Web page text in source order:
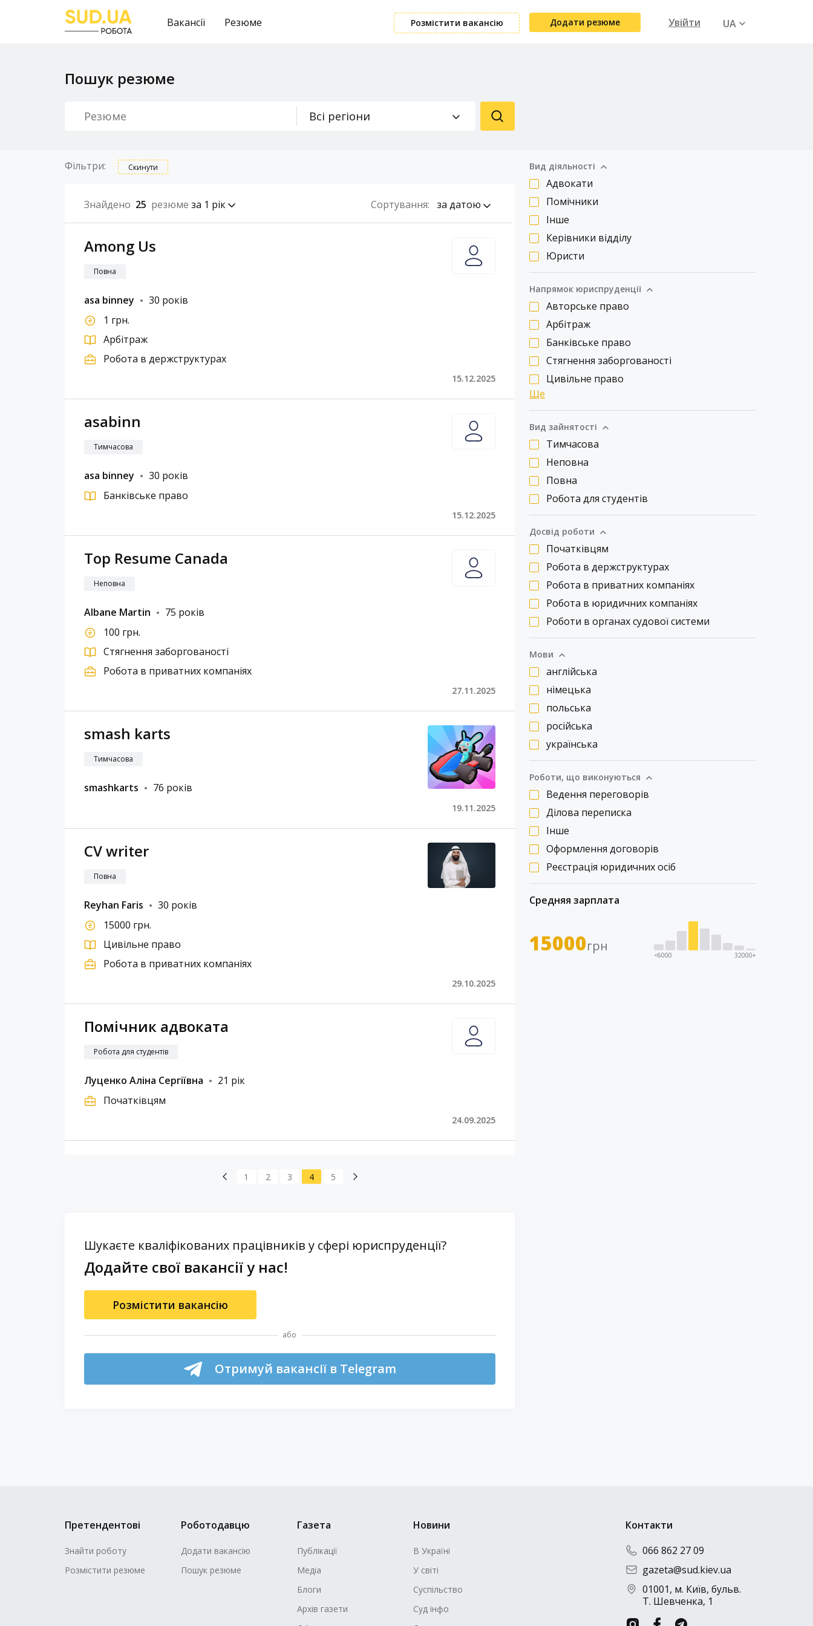
Вакансії Резюме Розмістити вакансію Додати резюме
Увійти
UA
Пошук резюме
Всі регіони
Вид діяльності
Адвокати
Помічники
Інше
Керівники відділу
Юристи
Напрямок юриспруденції
Авторське право
Арбітраж
Банківське право
Стягнення заборгованості
Цивільне право
Ще
Вид зайнятості
Тимчасова
Неповна
Повна
Робота для студентів
Досвід роботи
Початківцям
Робота в держструктурах
Робота в приватних компаніях
Робота в юридичних компаніях
Роботи в органах судової системи
Мови
англійська
німецька
польська
російська
українська
Роботи, що виконуються
Ведення переговорів
Ділова переписка
Інше
Оформлення договорів
Реєстрація юридичних осіб
Средняя зарплата
15000грн
<6000 32000+
Фільтри: Скинути
Знайдено 25 резюме за 1 рік Сортування: за датою
Among Us
Повна
asa binney
30 років
1 грн.
Арбітраж
Робота в держструктурах
15.12.2025
asabinn
Тимчасова
asa binney
30 років
Банківське право
15.12.2025
Top Resume Canada
Неповна
Albane Martin
75 років
100 грн.
Стягнення заборгованості
Робота в приватних компаніях
27.11.2025
smash karts
Тимчасова
smashkarts 76 років
19.11.2025
CV writer
Повна
Reyhan Faris
30 років
15000 грн.
Цивільне право
Робота в приватних компаніях
29.10.2025
Помічник адвоката
Робота для студентів
Луценко Аліна Сергіївна
21 рік
Початківцям
24.09.2025
1 2 3 4 5
Шукаєте кваліфікованих працівників у сфері юриспруденції?
Додайте свої вакансії у нас!
Розмістити вакансію
або
Отримуй вакансії в Telegram
Претендентові
Знайти роботу
Розмістити резюме
Роботодавцю
Додати вакансію
Пошук резюме
Газета
Публікації
Медіа
Блоги
Архів газети
Новини
В Україні
У світі
Суспільство
Суд інфо
Контакти
066 862 27 09
gazeta@sud.kiev.ua
01001, м. Київ, бульв.
Т. Шевченка, 1